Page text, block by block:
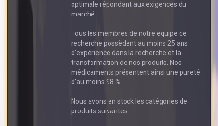
optimale répondant aux exigences du
marché.
Tous les membres de notre équipe de
recherche possèdent au moins 25 ans
d'expérience dans la recherche et la
transformation de nos produits. Nos
médicaments présentent ainsi une pureté
d'au moins 98 %.
Nous avons en stock les catégories de
produits suivantes :